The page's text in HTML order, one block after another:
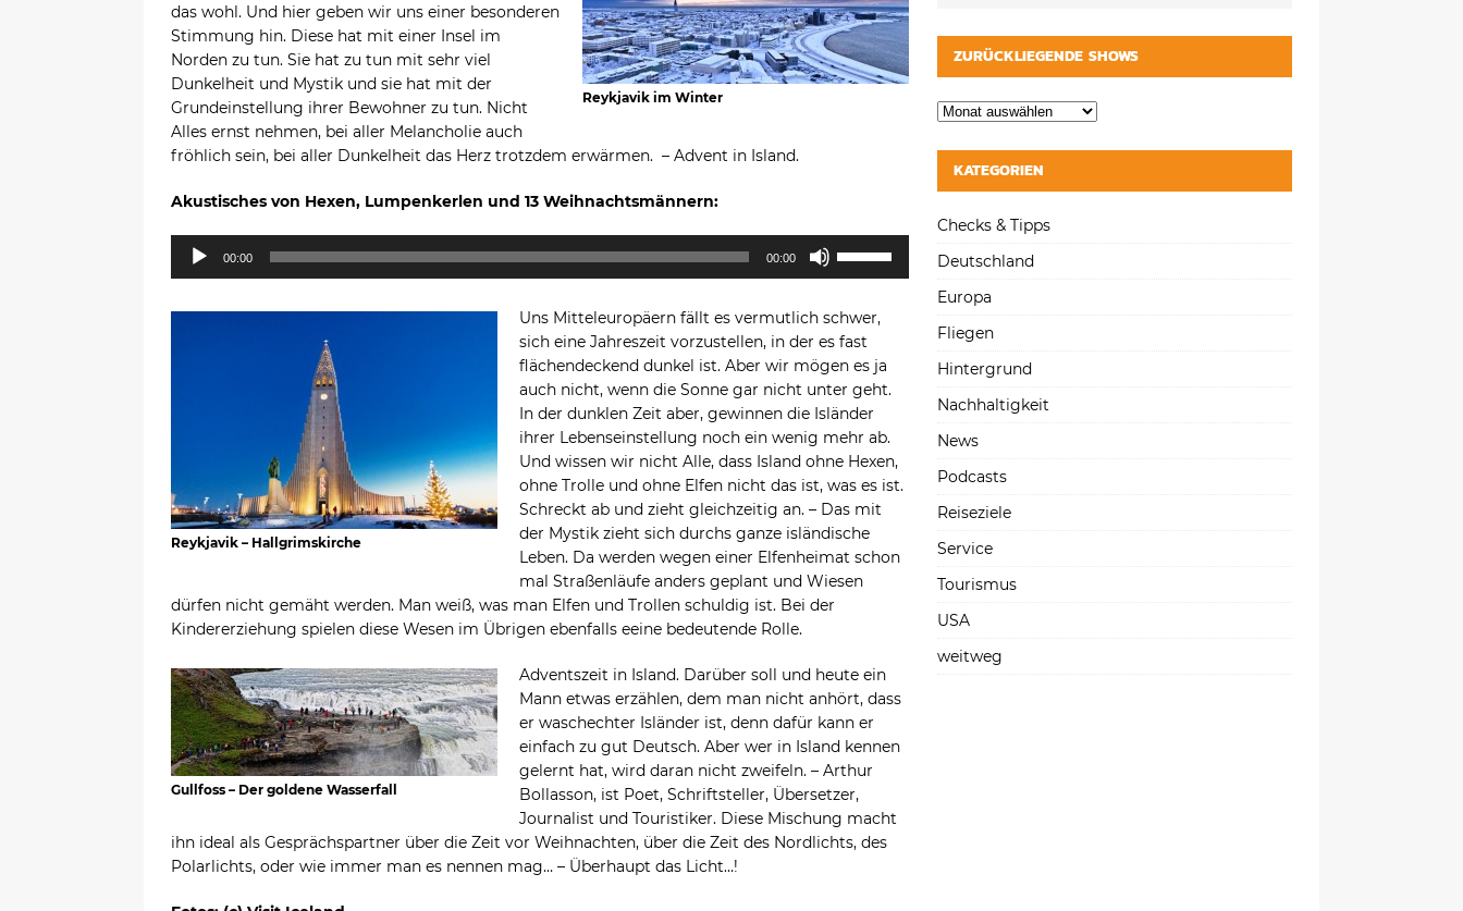
Reykjavik im Winter
das wohl. Und hier geben wir uns einer besonderen
Stimmung hin. Diese hat mit einer Insel im
Norden zu tun. Sie hat zu tun mit sehr viel
Dunkelheit und Mystik und sie hat mit der
Grundeinstellung ihrer Bewohner zu tun. Nicht
Alles ernst nehmen, bei aller Melancholie auch
fröhlich sein, bei aller Dunkelheit das Herz trotzdem erwärmen. – Advent in Island.
Akustisches von Hexen, Lumpenkerlen und 13 Weihnachtsmännern:
Audio-
Player
00:00 00:00
um
die
Lautstärke
zu
regeln.
Reykjavik – Hallgrimskirche
Uns Mitteleuropäern fällt es vermutlich schwer,
sich eine Jahreszeit vorzustellen, in der es fast
flächendeckend dunkel ist. Aber wir mögen es ja
auch nicht, wenn die Sonne gar nicht unter geht.
In der dunklen Zeit aber, gewinnen die Isländer
ihrer Lebenseinstellung noch ein wenig mehr ab.
Und wissen wir nicht Alle, dass Island ohne Hexen,
ohne Trolle und ohne Elfen nicht das ist, was es ist.
Schreckt ab und zieht gleichzeitig an. – Das mit
der Mystik zieht sich durchs ganze isländische
Leben. Da werden wegen einer Elfenheimat schon
mal Straßenläufe anders geplant und Wiesen
dürfen nicht gemäht werden. Man weiß, was man Elfen und Trollen schuldig ist. Bei der
Kindererziehung spielen diese Wesen im Übrigen ebenfalls eeine bedeutende Rolle.
Gullfoss – Der goldene Wasserfall
Adventszeit in Island. Darüber soll und heute ein
Mann etwas erzählen, dem man nicht anhört, dass
er waschechter Isländer ist, denn dafür kann er
einfach zu gut Deutsch. Aber wer in Island kennen
gelernt hat, wird daran nicht zweifeln. – Arthur
Bollasson, ist Poet, Schriftsteller, Übersetzer,
Journalist und Touristiker. Diese Mischung macht
ihn ideal als Gesprächspartner über die Zeit vor Weihnachten, über die Zeit des Nordlichts, des
Polarlichts, oder wie immer man es nennen mag… – Überhaupt das Licht…!
ZURÜCKLIEGENDE SHOWS
KATEGORIEN
Checks & Tipps
Deutschland
Europa
Fliegen
Hintergrund
Nachhaltigkeit
News
Podcasts
Reiseziele
Service
Tourismus
USA
weitweg